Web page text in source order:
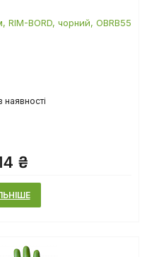
BORD, чорний, OBRB55
₴